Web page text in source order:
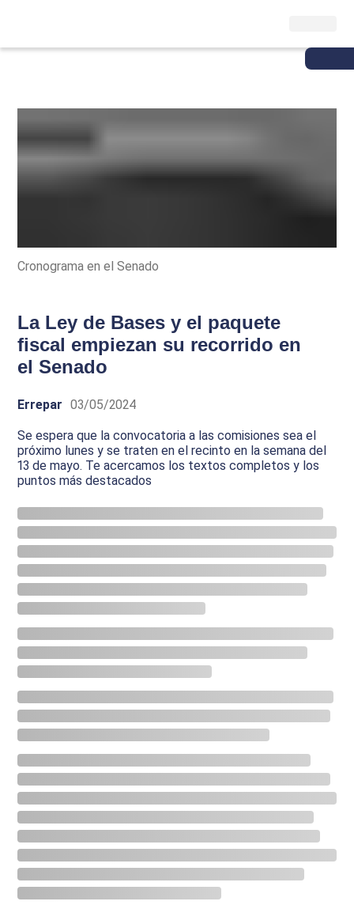
Cronograma en el Senado
La Ley de Bases y el paquete
fiscal empiezan su recorrido en
el Senado
Errepar 03/05/2024
Se espera que la convocatoria a las comisiones sea el
próximo lunes y se traten en el recinto en la semana del
13 de mayo. Te acercamos los textos completos y los
puntos más destacados